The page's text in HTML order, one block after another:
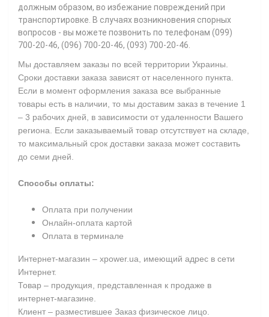
должным образом, во избежание повреждений при
транспортировке. В случаях возникновения спорных
вопросов - вы можете позвонить по телефонам (099)
700-20-46, (096) 700-20-46, (093) 700-20-46.
Мы доставляем заказы по всей территории Украины.
Сроки доставки заказа зависят от населенного пункта.
Если в момент оформления заказа все выбранные
товары есть в наличии, то мы доставим заказ в течение 1
– 3 рабочих дней, в зависимости от удаленности Вашего
региона. Если заказываемый товар отсутствует на складе,
то максимальный срок доставки заказа может составить
до семи дней.
Способы оплаты:
Оплата при получении
Онлайн-оплата картой
Оплата в терминале
Интернет-магазин – xpower.ua, имеющий адрес в сети
Интернет.
Товар – продукция, представленная к продаже в
интернет-магазине.
Клиент – разместившее Заказ физическое лицо.